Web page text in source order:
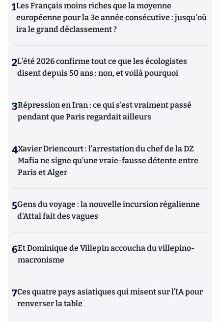
1Les Français moins riches que la moyenne
européenne pour la 3e année consécutive : jusqu'où
ira le grand déclassement ?
2L’été 2026 confirme tout ce que les écologistes
disent depuis 50 ans : non, et voilà pourquoi
3Répression en Iran : ce qui s'est vraiment passé
pendant que Paris regardait ailleurs
4Xavier Driencourt : l’arrestation du chef de la DZ
Mafia ne signe qu’une vraie-fausse détente entre
Paris et Alger
5Gens du voyage : la nouvelle incursion régalienne
d'Attal fait des vagues
6Et Dominique de Villepin accoucha du villepino-
macronisme
7Ces quatre pays asiatiques qui misent sur l’IA pour
renverser la table